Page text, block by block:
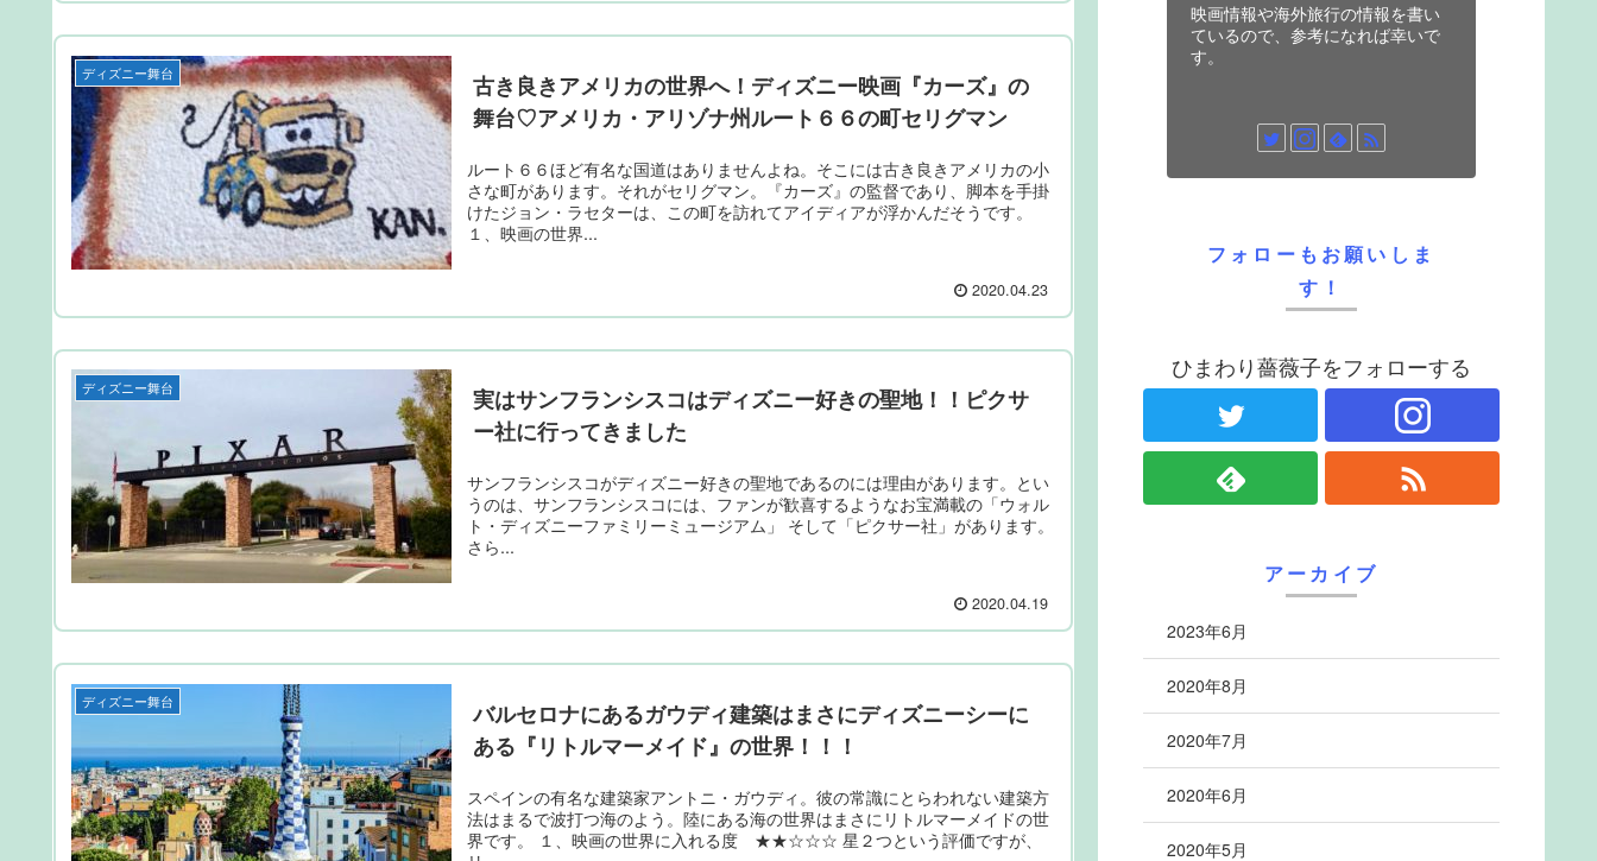
ディズニー舞台
古き良きアメリカの世界へ！ディズニー映画『カーズ』の
舞台♡アメリカ・アリゾナ州ルート６６の町セリグマン
ルート６６ほど有名な国道はありませんよね。そこには古き良きアメリカの小
さな町があります。それがセリグマン。『カーズ』の監督であり、脚本を手掛
けたジョン・ラセターは、この町を訪れてアイディアが浮かんだそうです。
１、映画の世界...
2020.04.23
ディズニー舞台
実はサンフランシスコはディズニー好きの聖地！！ピクサ
ー社に行ってきました
サンフランシスコがディズニー好きの聖地であるのには理由があります。とい
うのは、サンフランシスコには、ファンが歓喜するようなお宝満載の「ウォル
ト・ディズニーファミリーミュージアム」 そして「ピクサー社」があります。
さら...
2020.04.19
ディズニー舞台
バルセロナにあるガウディ建築はまさにディズニーシーに
ある『リトルマーメイド』の世界！！！
スペインの有名な建築家アントニ・ガウディ。彼の常識にとらわれない建築方
法はまるで波打つ海のよう。陸にある海の世界はまさにリトルマーメイドの世
界です。 １、映画の世界に入れる度 ★★☆☆☆ 星２つという評価ですが、
映画情報や海外旅行の情報を書い
ているので、参考になれば幸いで
す。
フォローもお願いしま
す！
ひまわり薔薇子をフォローする
アーカイブ
2023年6月
2020年8月
2020年7月
2020年6月
2020年5月